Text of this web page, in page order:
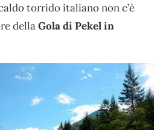
torrido italiano non c’è
dellaGola di Pekel in